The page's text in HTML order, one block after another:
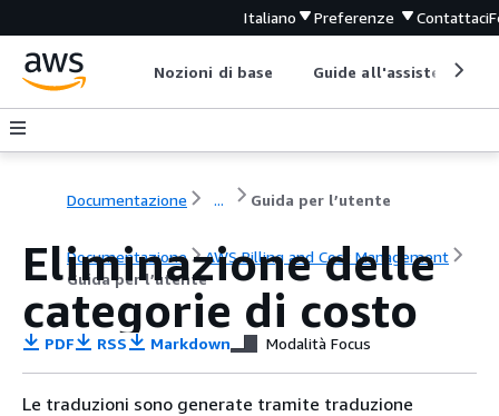
Italiano Preferenze Contattaci
Nozioni di base Guide all'assistenza
Documentazione ... Guida per l’utente
Documentazione
AWS Billing and Cost Management
Guida per l’utente
Eliminazione delle
categorie di costo
PDF RSS Markdown Modalità Focus
Le traduzioni sono generate tramite traduzione